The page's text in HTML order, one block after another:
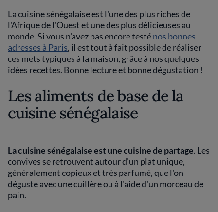
La cuisine sénégalaise est l'une des plus riches de
l'Afrique de l'Ouest et une des plus délicieuses au
monde. Si vous n'avez pas encore testénos bonnes
adresses à Paris, il est tout à fait possible de réaliser
ces mets typiques à la maison, grâce à nos quelques
idées recettes. Bonne lecture et bonne dégustation !
Les aliments de base de la
cuisine sénégalaise
La cuisine sénégalaise est une cuisine de partage. Les
convives se retrouvent autour d'un plat unique,
généralement copieux et très parfumé, que l'on
déguste avec une cuillère ou à l'aide d'un morceau de
pain.